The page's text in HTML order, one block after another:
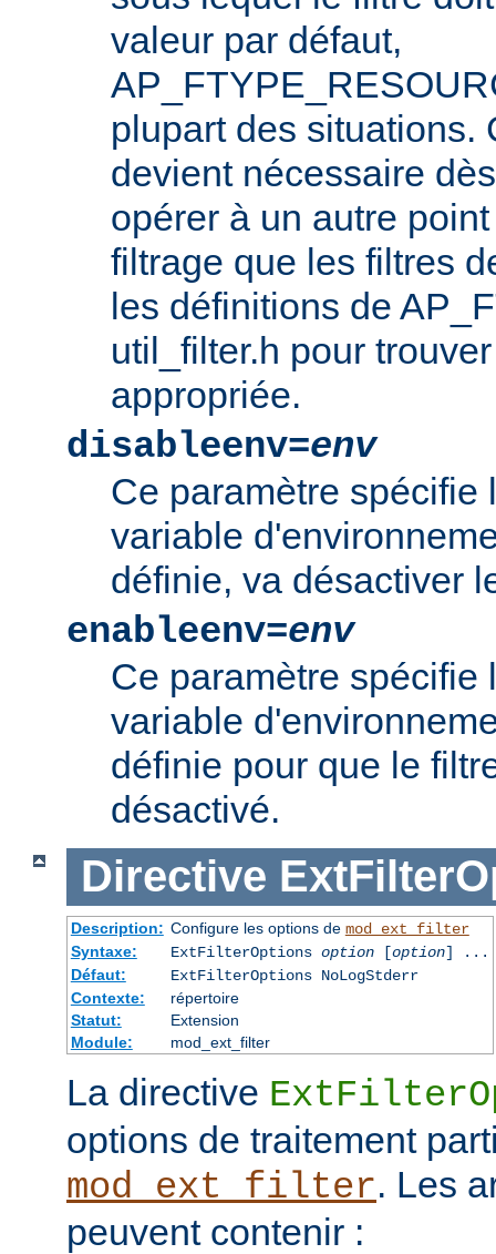
valeur par défaut,
plupart des situations.
devient nécessaire
opérer à un autre
filtrage que les filtres
les définitions de
util_filter.h pour
appropriée.
disableenv=env
Ce paramètre spécifie
variable
définie, va désactiver
enableenv=env
Ce paramètre spécifie
variable
définie pour que le
désactivé.
Directive
Description: Configure les options de mod_ext_filter
Syntaxe:
ExtFilterOptions option[option] ...
Défaut:
ExtFilterOptions NoLogStderr
Contexte:
répertoire
Statut:
Extension
Module:
mod_ext_filter
La directive
options de traitement
mod_ext_filter. Les
peuvent contenir :